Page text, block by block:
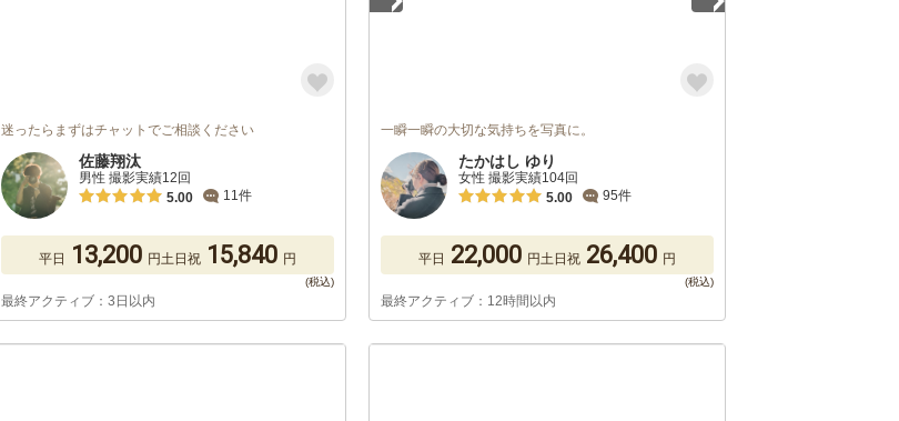
迷ったらまずはチャットでご相談ください
佐藤翔汰
男性 撮影実績12回
5.00
11件
平日 13,200 円土日祝 15,840 円
最終アクティブ：3日以内
一瞬一瞬の大切な気持ちを写真に。
たかはし ゆり
女性 撮影実績104回
5.00
95件
平日 22,000 円土日祝 26,400 円
最終アクティブ：12時間以内